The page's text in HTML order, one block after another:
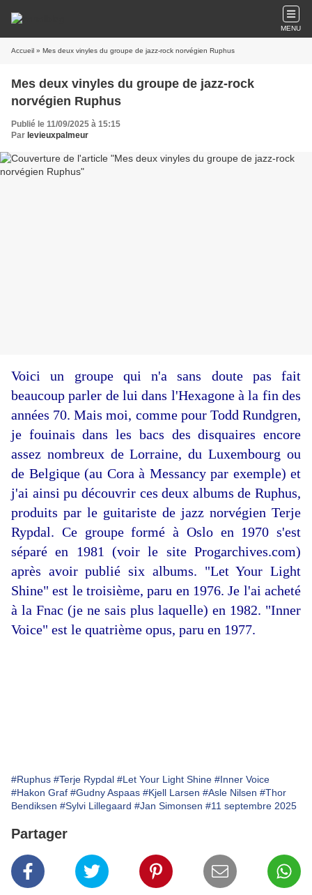
MENU
Accueil » Mes deux vinyles du groupe de jazz-rock norvégien Ruphus
Mes deux vinyles du groupe de jazz-rock
norvégien Ruphus
Publié le 11/09/2025 à 15:15
Par levieuxpalmeur
Voici un groupe qui n'a sans doute pas fait
beaucoup parler de lui dans l'Hexagone à la fin des
années 70. Mais moi, comme pour Todd Rundgren,
je fouinais dans les bacs des disquaires encore
assez nombreux de Lorraine, du Luxembourg ou
de Belgique (au Cora à Messancy par exemple) et
j'ai ainsi pu découvrir ces deux albums de Ruphus,
produits par le guitariste de jazz norvégien Terje
Rypdal. Ce groupe formé à Oslo en 1970 s'est
séparé en 1981 (voir le site Progarchives.com)
après avoir publié six albums. "Let Your Light
Shine" est le troisième, paru en 1976. Je l'ai acheté
à la Fnac (je ne sais plus laquelle) en 1982. "Inner
Voice" est le quatrième opus, paru en 1977.
#Ruphus #Terje Rypdal #Let Your Light Shine #Inner Voice
#Hakon Graf #Gudny Aspaas #Kjell Larsen #Asle Nilsen #Thor
Bendiksen #Sylvi Lillegaard #Jan Simonsen #11 septembre 2025
Partager